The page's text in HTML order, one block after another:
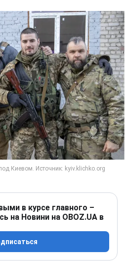
в курсе главного –
на Новини на OBOZ.UA в